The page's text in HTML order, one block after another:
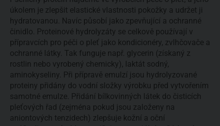
úkolem je zlepšit elastické vlastnosti pokožky a udržet ji
hydratovanou. Navíc působí jako zpevňující a ochranné
činidlo. Proteinové hydrolyzáty se celkově používají v
přípravcích pro péči o pleť jako kondicionéry, zvlhčovače a
ochranné látky. Tak funguje např. glycerin (získaný z
rostlin nebo vyrobený chemicky), laktát sodný,
aminokyseliny. Při přípravě emulzí jsou hydrolyzované
proteiny přidány do vodní složky výrobku před vytvořením
samotné emulze. Přidání bílkovinných látek do čisticích
pleťových řad (zejména pokud jsou založeny na
aniontových tenzidech) zlepšuje kožní a oční